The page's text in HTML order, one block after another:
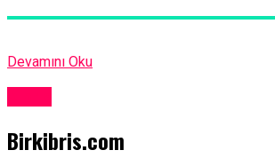
Devamını Oku
Birkibris.com